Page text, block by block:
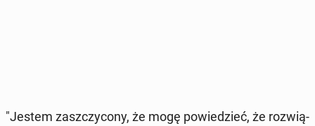
"Jestem za­szczy­co­ny, że mogę po­wie­dzieć, że roz­wią­